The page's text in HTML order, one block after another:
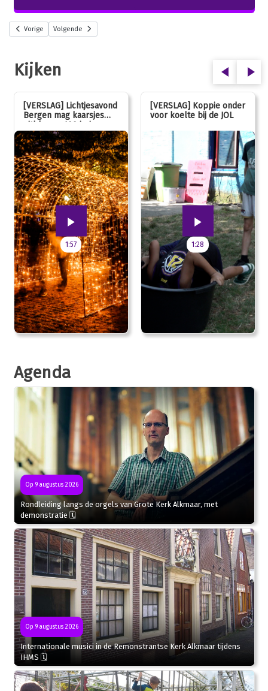
Vorige Volgende
Kijken
[VERSLAG] Lichtjesavond
Bergen mag kaarsjes
uitblazen: 100 jarig
jubileum!
1:57
[VERSLAG] Koppie onder
voor koelte bij de JOL
1:28
Agenda
Op 9 augustus 2026
Rondleiding langs de orgels van Grote Kerk Alkmaar, met
demonstratie 🗓
Op 9 augustus 2026
Internationale musici in de Remonstrantse Kerk Alkmaar tijdens
IHMS 🗓